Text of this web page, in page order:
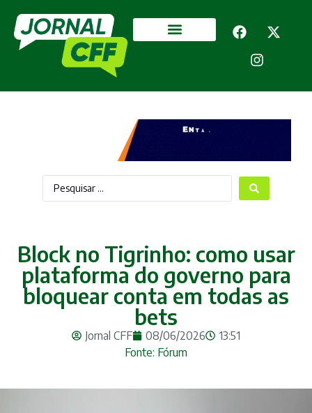
Block no Tigrinho: como usar
plataforma do governo para
bloquear conta em todas as
bets
Jornal CFF 08/06/2026
13:51
Fonte: Fórum